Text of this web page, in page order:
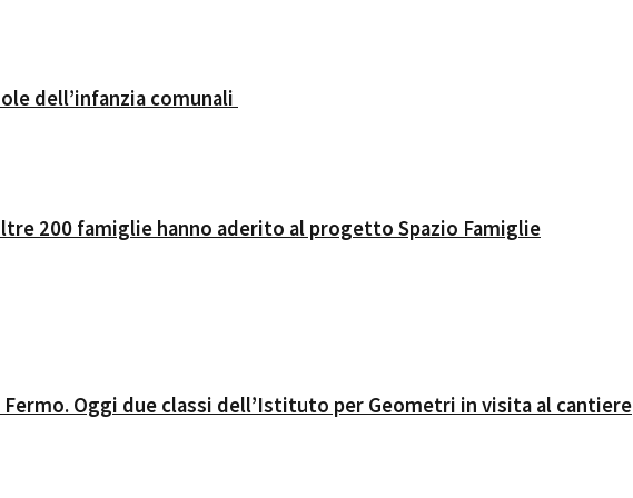
dell’infanzia comunali
200 famiglie hanno aderito al progetto Spazio Famiglie
Fermo. Oggi due classi dell’Istituto per Geometri in visita al cantiere